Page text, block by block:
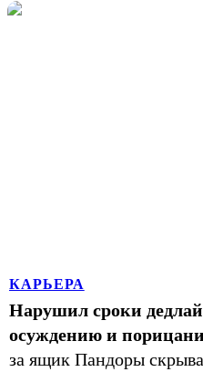
КАРЬЕРА
Нарушил сроки
осуждению и
за ящик Пандоры